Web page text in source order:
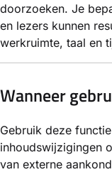
doorzoeken. Je
en lezers kunnen
werkruimte, taal en
Wanneer
Gebruik deze
inhoudswijzigingen
van externe